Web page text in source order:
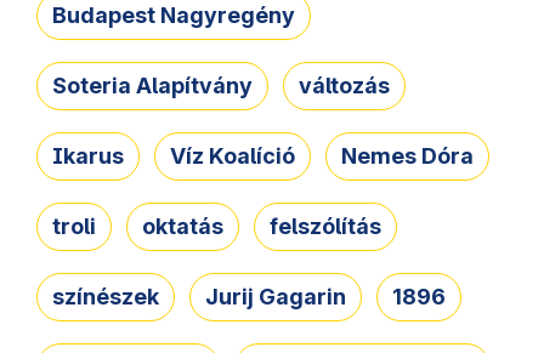
Budapest Nagyregény
Soteria Alapítvány változás
Ikarus Víz Koalíció Nemes Dóra
troli oktatás felszólítás
színészek Jurij Gagarin 1896